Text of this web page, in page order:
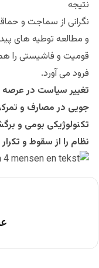
نتیجه
نگرانی از سماجت و
و مطالعه توطیه های
قومیت و فاشیستی را
فرود می آورد.
تغییر سیاست در عرصه
جویی در مصارف و
تکنولوژیکی بومی و
نظام را از سقوط و